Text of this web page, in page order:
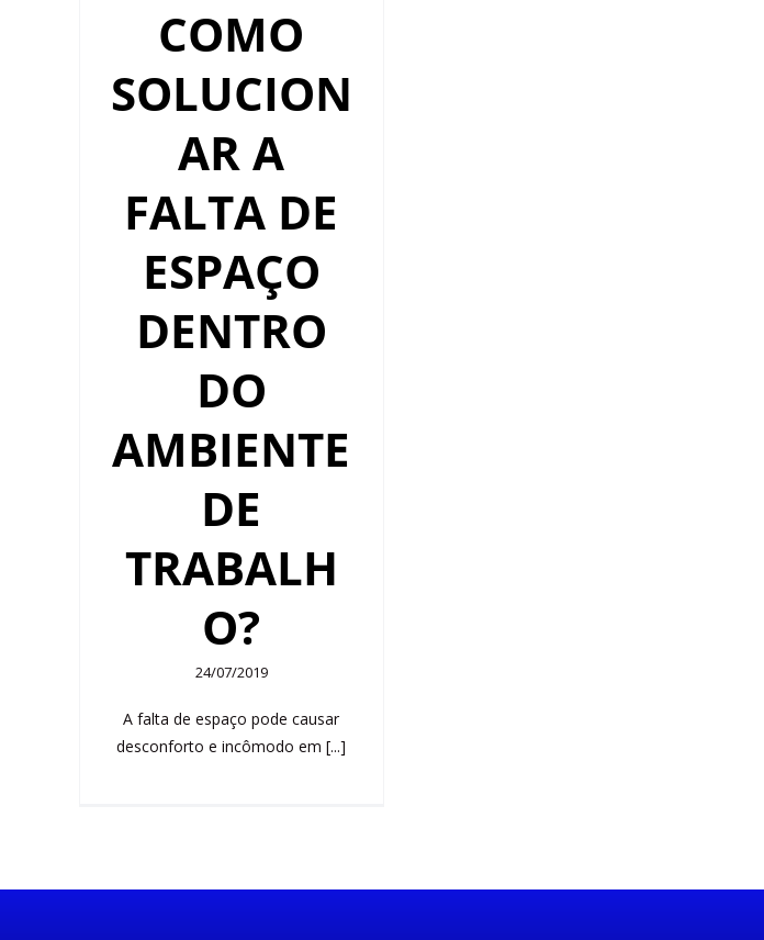
COMO
SOLUCION
AR A
FALTA DE
ESPAÇO
DENTRO
DO
AMBIENTE
DE
TRABALH
O?
24/07/2019
A falta de espaço pode causar
desconforto e incômodo em [...]